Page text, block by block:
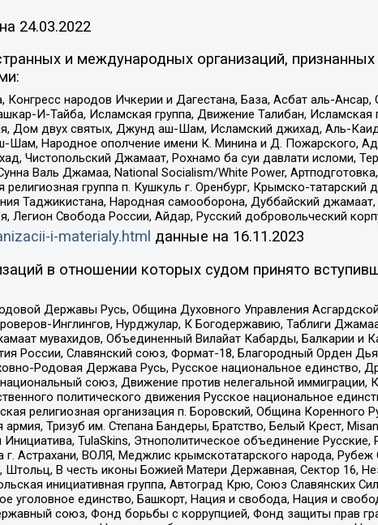
24.03.2022
и международных организаций, признанных
народов Ичкерии и Дагестана, База, Асбат аль-Ансар,
И-Тайба, Исламская группа, Движение Талибан, Исламская
Дом двух святых, Джунд аш-Шам, Исламский джихад, Аль-
Народное ополчение имени К. Минина и Д. Пожарского,
Чистопольский Джамаат, Рохнамо ба суи давлати исломи,
Валь Джамаа, National Socialism/White Power, Артподготовка,
группа п. Кушкуль г. Оренбург, Крымско-татарский
Таджикистана, Народная самооборона, Дуббайский джамаат,
Свобода России, Айдар, Русский добровольческий
i-materialy.html данные на 16.11.2023
в отношении которых судом принято
Державы Русь, Община Духовного Управления
Инглингов, Нурджулар, К Богодержавию, Таблиги
мувахидов, Объединенный Вилайат Кабарды, Балкарии и
России, Славянский союз, Формат-18, Благородный Орден
Родовая Держава Русь, Русское национальное единство,
союз, Движение против нелегальной иммиграции,
политического движения Русское национальное
религиозная организация п. Боровский, Община Коренного
Тризуб им. Степана Бандеры, Братство, Белый Крест,
TulaSkins, Этнополитическое объединение Русские,
Астрахани, ВОЛЯ, Меджлис крымскотатарского народа,
В честь иконы Божией Матери Державная, Сектор 16,
инициативная группа, Автоград Крю, Союз Славянских
уголовное единство, Башкорт, Нация и свобода, Нация и
союз, Фонд борьбы с коррупцией, Фонд защиты прав